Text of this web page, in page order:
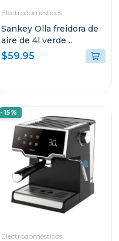
Electrodomésticos
Sankey Olla freidora de
aire de 4l verde
frw4058gg
$59.95
-15%
Electrodomésticos